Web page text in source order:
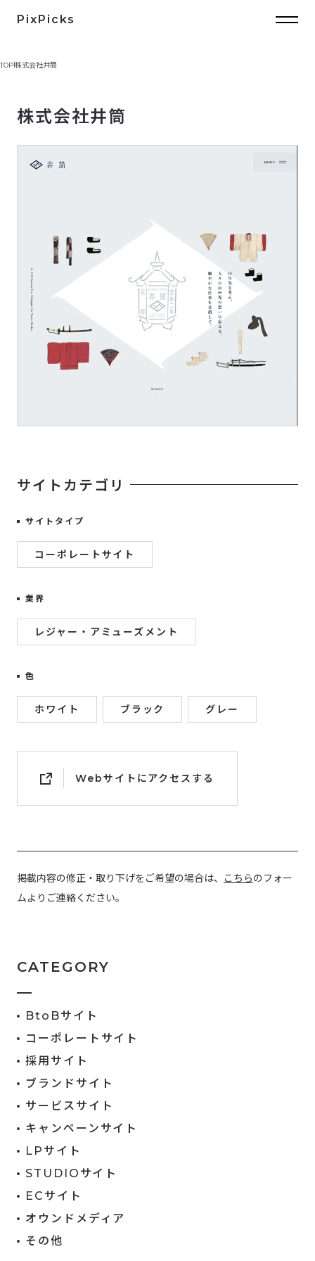
PixPicks
TOP株式会社井筒
株式会社井筒
サイトカテゴリ
サイトタイプ
コーポレートサイト
業界
レジャー・アミューズメント
色
ホワイト ブラック グレー
Webサイトにアクセスする
掲載内容の修正・取り下げをご希望の場合は、 こちらのフォー
ムよりご連絡ください。
CATEGORY
BtoBサイト
コーポレートサイト
採用サイト
ブランドサイト
サービスサイト
キャンペーンサイト
LPサイト
STUDIOサイト
ECサイト
オウンドメディア
その他